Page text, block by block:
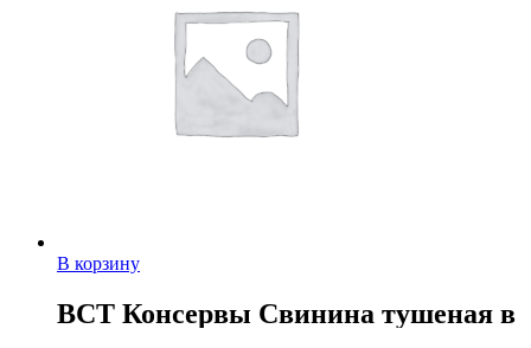
В корзину
ВСТ Консервы Свинина тушеная в